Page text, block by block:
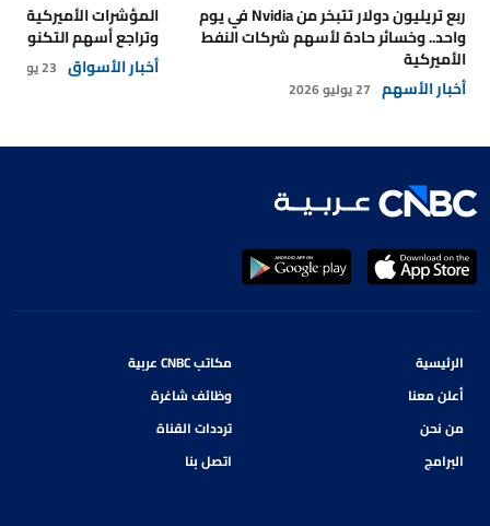
ربع تريليون دولار تتبخر من Nvidia في يوم
واحد.. وخسائر حادة لأسهم شركات النفط
الأميركية
أخبار الأسهم 27 يوليو 2026
المؤشرات الأميركية
وتراجع أسهم
أخبار الأسواق 23 يوليو 2026
الرئيسية
أعلن معنا
من نحن
البرامج
مكاتب CNBC عربية
وظائف شاغرة
ترددات القناة
اتصل بنا